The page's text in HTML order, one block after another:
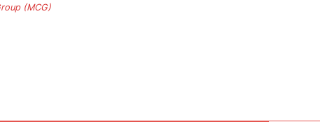
(MCG)